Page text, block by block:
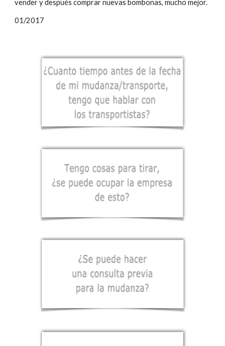
vender y después comprar nuevas bombonas, mucho mejor.
01/2017